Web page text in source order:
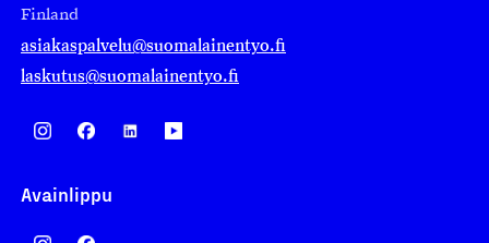
Finland
asiakaspalvelu@suomalainentyo.fi
laskutus@suomalainentyo.fi
Avainlippu